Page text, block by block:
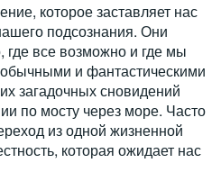
которое заставляет нас
подсознания. Они
где все возможно и где мы
и фантастическими
загадочных сновидений
по мосту через море. Часто
из одной жизненной
которая ожидает нас